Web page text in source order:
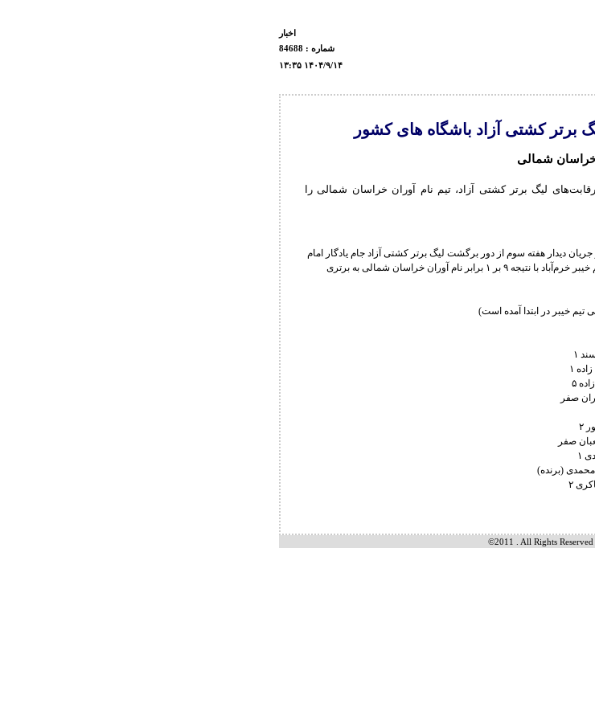
اخبار
شماره : 84688
۱۳:۳۵ ۱۴۰۴/۹/۱۴
برتر کشتی آزاد باشگاه های کشور
خراسان شمالی
لیگ برتر کشتی آزاد، تیم نام آوران خراسان شمالی را
دیدار هفته سوم از دور برگشت لیگ برتر کشتی آزاد جام یادگار امام
(ره) که صبح امروز شهر بجنورد برگزار شد، تیم خیبر خرم‌آباد با نتیجه ۹ بر ۱ برابر نام آوران خراسان شمالی به برتری
تیم خیبر در ابتدا آمده است)
©2011 . All Rights Reserved